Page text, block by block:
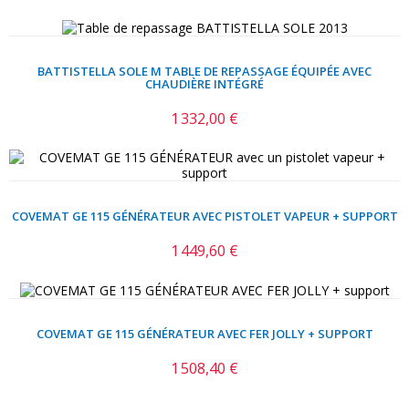
BATTISTELLA SOLE M TABLE DE REPASSAGE ÉQUIPÉE AVEC
CHAUDIÈRE INTÉGRÉ
Prix
1 332,00 €
COVEMAT GE 115 GÉNÉRATEUR AVEC PISTOLET VAPEUR + SUPPORT
Prix
1 449,60 €
COVEMAT GE 115 GÉNÉRATEUR AVEC FER JOLLY + SUPPORT
Prix
1 508,40 €